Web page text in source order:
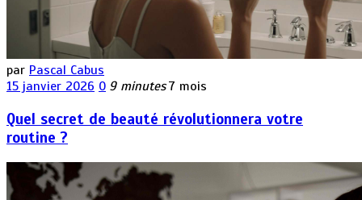
par Pascal Cabus
15 janvier 2026 0 9 minutes 7 mois
Quel secret de beauté révolutionnera votre
routine ?